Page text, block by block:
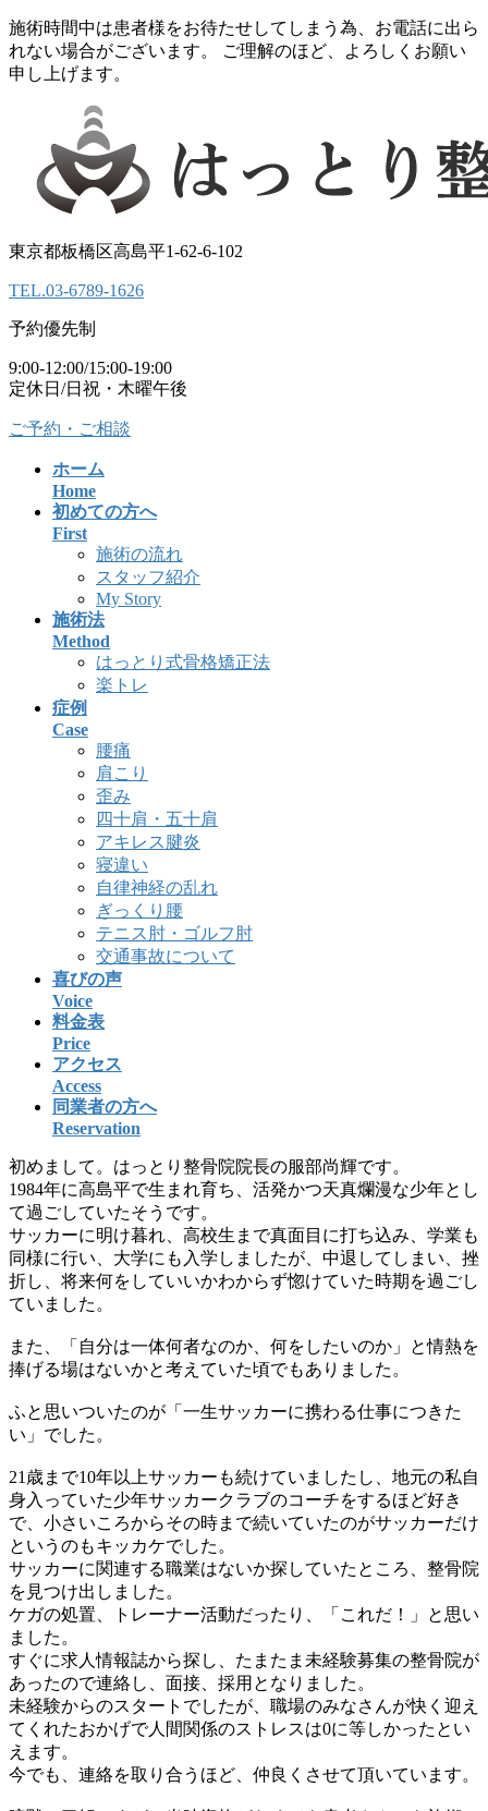
コ
ン
テ
ナ
ビ
ゲ
施術時間中は患者様をお待たせしてしまう為、お電話に出ら
れない場合がございます。 ご理解のほど、よろしくお願い
申し上げます。
東京都板橋区高島平1-62-6-102
TEL.03-6789-1626
予約優先制
9:00-12:00/15:00-19:00
定休日/日祝・木曜午後
ご予約・ご相談
ホーム
Home
初めての方へ
First
施術の流れ
スタッフ紹介
My Story
施術法
Method
はっとり式骨格矯正法
楽トレ
症例
Case
腰痛
肩こり
歪み
四十肩・五十肩
アキレス腱炎
寝違い
自律神経の乱れ
ぎっくり腰
テニス肘・ゴルフ肘
交通事故について
喜びの声
Voice
料金表
Price
アクセス
Access
同業者の方へ
Reservation
初めまして。はっとり整骨院院長の服部尚輝です。
1984年に高島平で生まれ育ち、活発かつ天真爛漫な少年とし
て過ごしていたそうです。
サッカーに明け暮れ、高校生まで真面目に打ち込み、学業も
同様に行い、大学にも入学しましたが、中退してしまい、挫
折し、将来何をしていいかわからず惚けていた時期を過ごし
ていました。
また、「自分は一体何者なのか、何をしたいのか」と情熱を
捧げる場はないかと考えていた頃でもありました。
ふと思いついたのが「一生サッカーに携わる仕事につきた
い」でした。
21歳まで10年以上サッカーも続けていましたし、地元の私自
身入っていた少年サッカークラブのコーチをするほど好き
で、小さいころからその時まで続いていたのがサッカーだけ
というのもキッカケでした。
サッカーに関連する職業はないか探していたところ、整骨院
を見つけ出しました。
ケガの処置、トレーナー活動だったり、「これだ！」と思い
ました。
すぐに求人情報誌から探し、たまたま未経験募集の整骨院が
あったので連絡し、面接、採用となりました。
未経験からのスタートでしたが、職場のみなさんが快く迎え
てくれたおかげで人間関係のストレスは0に等しかったとい
えます。
今でも、連絡を取り合うほど、仲良くさせて頂いています。